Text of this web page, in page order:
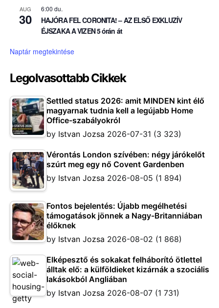
AUG
30
6:00 du.
HAJÓRA FEL CORONITA! – AZ ELSŐ EXKLUZÍV
ÉJSZAKA A VIZEN 5 órán át
Naptár megtekintése
Legolvasottabb Cikkek
Settled status 2026: amit MINDEN kint élő
magyarnak tudnia kell a legújabb Home
Office-szabályokról
by Istvan Jozsa 2026-07-31 (3 323)
Vérontás London szívében: négy járókelőt
szúrt meg egy nő Covent Gardenben
by Istvan Jozsa 2026-08-05 (1 894)
Fontos bejelentés: Újabb megélhetési
támogatások jönnek a Nagy-Britanniában
élőknek
by Istvan Jozsa 2026-08-02 (1 868)
Elképesztő és sokakat felháborító ötlettel
álltak elő: a külföldieket kizárnák a szociális
lakásokból Angliában
by Istvan Jozsa 2026-08-07 (1 731)